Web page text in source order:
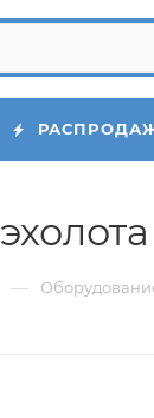
—